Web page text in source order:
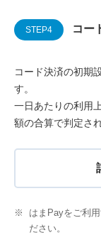
STEP4 コー
コード決済の初期
す。
一日あたりの利用
額の合算で判定さ
※
はまPayをご利
ださい。